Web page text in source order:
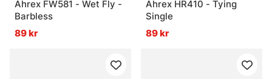
Ahrex FW581 - Wet Fly -
Barbless
89 kr
Ahrex HR410 - Tying
Single
89 kr